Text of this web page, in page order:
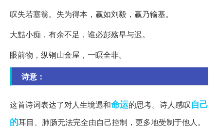
叹失若塞翁。失为得本，赢如刘毅，赢乃输基。
大黠小痴，有余不足，谁必彭殇早与迟。
眼前物，纵铜山金屋，一瞑全非。
诗意：
这首诗词表达了对人生境遇和命运的思考。诗人感叹自己
的耳目、肺肠无法完全由自己控制，更多地受制于他人。